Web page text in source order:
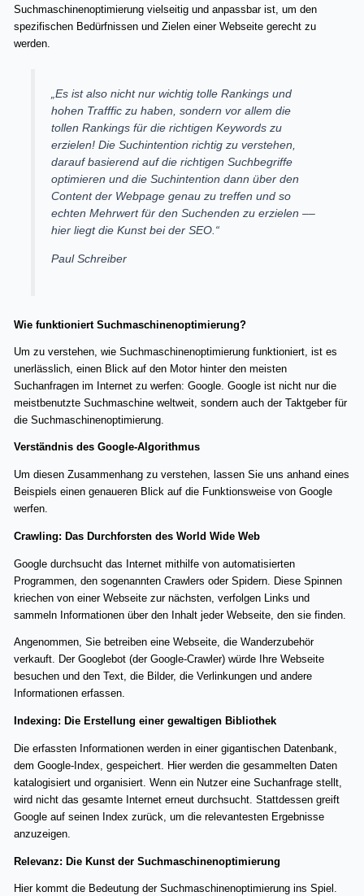
Suchmaschinenoptimierung vielseitig und anpassbar ist, um den
spezifischen Bedürfnissen und Zielen einer Webseite gerecht zu
werden.
„Es ist also nicht nur wichtig tolle Rankings und
hohen Trafffic zu haben, sondern vor allem die
tollen Rankings für die richtigen Keywords zu
erzielen! Die Suchintention richtig zu verstehen,
darauf basierend auf die richtigen Suchbegriffe
optimieren und die Suchintention dann über den
Content der Webpage genau zu treffen und so
echten Mehrwert für den Suchenden zu erzielen ––
hier liegt die Kunst bei der SEO.“
Paul Schreiber
Wie funktioniert Suchmaschinenoptimierung?
Um zu verstehen, wie Suchmaschinenoptimierung funktioniert, ist es
unerlässlich, einen Blick auf den Motor hinter den meisten
Suchanfragen im Internet zu werfen: Google. Google ist nicht nur die
meistbenutzte Suchmaschine weltweit, sondern auch der Taktgeber für
die Suchmaschinenoptimierung.
Verständnis des Google-Algorithmus
Um diesen Zusammenhang zu verstehen, lassen Sie uns anhand eines
Beispiels einen genaueren Blick auf die Funktionsweise von Google
werfen.
Crawling: Das Durchforsten des World Wide Web
Google durchsucht das Internet mithilfe von automatisierten
Programmen, den sogenannten Crawlers oder Spidern. Diese Spinnen
kriechen von einer Webseite zur nächsten, verfolgen Links und
sammeln Informationen über den Inhalt jeder Webseite, den sie finden.
Angenommen, Sie betreiben eine Webseite, die Wanderzubehör
verkauft. Der Googlebot (der Google-Crawler) würde Ihre Webseite
besuchen und den Text, die Bilder, die Verlinkungen und andere
Informationen erfassen.
Indexing: Die Erstellung einer gewaltigen Bibliothek
Die erfassten Informationen werden in einer gigantischen Datenbank,
dem Google-Index, gespeichert. Hier werden die gesammelten Daten
katalogisiert und organisiert. Wenn ein Nutzer eine Suchanfrage stellt,
wird nicht das gesamte Internet erneut durchsucht. Stattdessen greift
Google auf seinen Index zurück, um die relevantesten Ergebnisse
anzuzeigen.
Relevanz: Die Kunst der Suchmaschinenoptimierung
Hier kommt die Bedeutung der Suchmaschinenoptimierung ins Spiel.